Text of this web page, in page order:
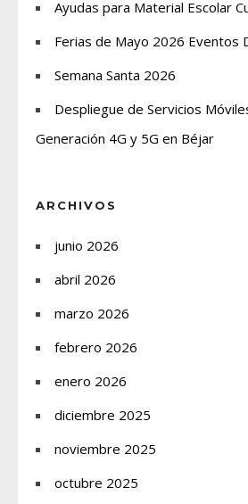
Ayudas para Material Escolar
Ferias de Mayo 2026 Eventos
Semana Santa 2026
Despliegue de Servicios
Generación 4G y 5G en Béjar
ARCHIVOS
junio 2026
abril 2026
marzo 2026
febrero 2026
enero 2026
diciembre 2025
noviembre 2025
octubre 2025